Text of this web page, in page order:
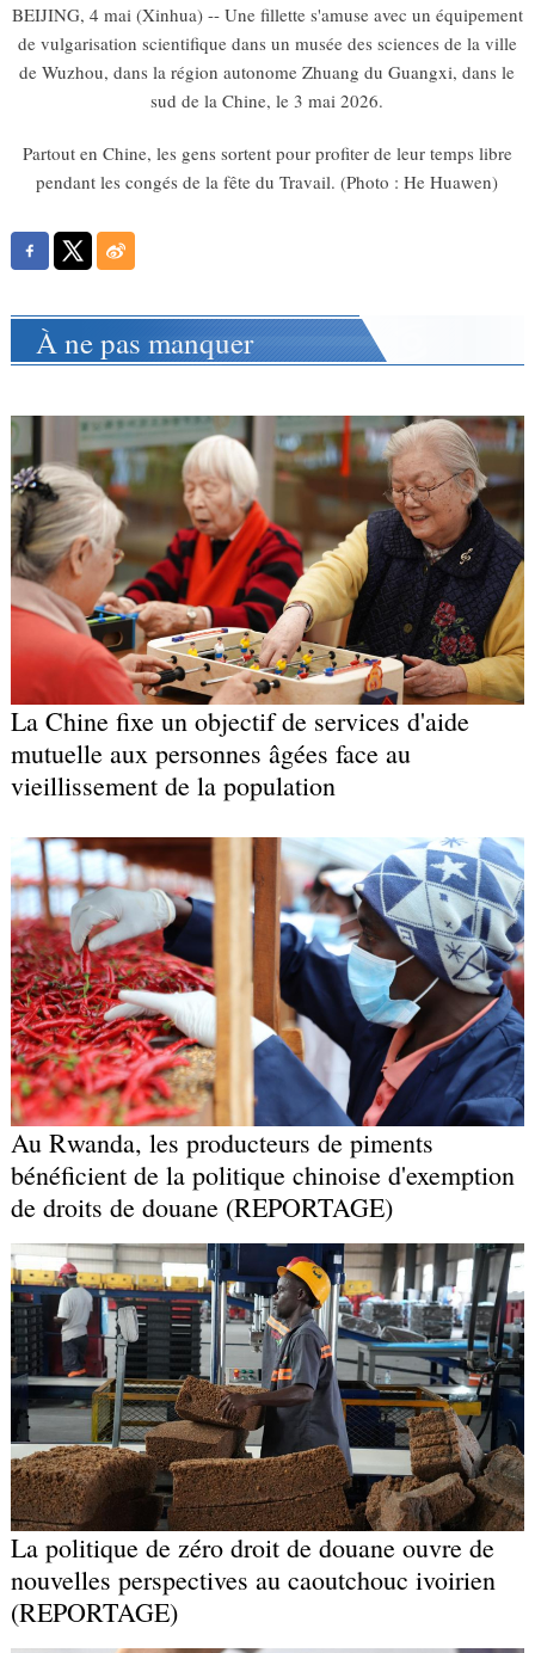
BEIJING, 4 mai (Xinhua) -- Une fillette s'amuse avec un équipement
de vulgarisation scientifique dans un musée des sciences de la ville
de Wuzhou, dans la région autonome Zhuang du Guangxi, dans le
sud de la Chine, le 3 mai 2026.
Partout en Chine, les gens sortent pour profiter de leur temps libre
pendant les congés de la fête du Travail. (Photo : He Huawen)
À ne pas manquer
La Chine fixe un objectif de services d'aide
mutuelle aux personnes âgées face au
vieillissement de la population
Au Rwanda, les producteurs de piments
bénéficient de la politique chinoise d'exemption
de droits de douane (REPORTAGE)
La politique de zéro droit de douane ouvre de
nouvelles perspectives au caoutchouc ivoirien
(REPORTAGE)